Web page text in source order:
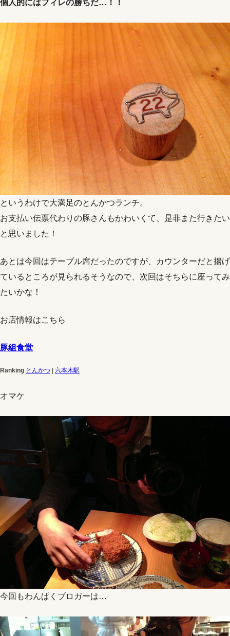
個人的にはフィレの勝ちだ…！！
というわけで大満足のとんかつランチ。
お支払い伝票代わりの豚さんもかわいくて、是非また行きたい
と思いました！
あとは今回はテーブル席だったのですが、カウンターだと揚げ
ているところが見られるそうなので、次回はそちらに座ってみ
たいかな！
お店情報はこちら
豚組食堂
Ranking とんかつ | 六本木駅
オマケ
今回もわんぱくブロガーは…